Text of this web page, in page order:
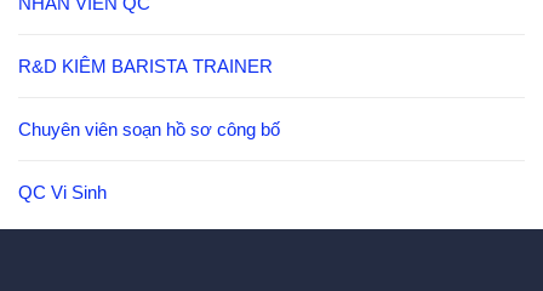
R&D KIÊM BARISTA TRAINER
Chuyên viên soạn hồ sơ công bố
QC Vi Sinh